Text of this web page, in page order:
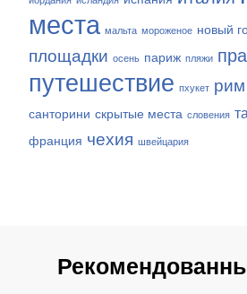
места мальта мороженое новый
площадки осень париж пляжи
путешествие пхукет рим
санторини скрытые места словения
франция чехия швейцария